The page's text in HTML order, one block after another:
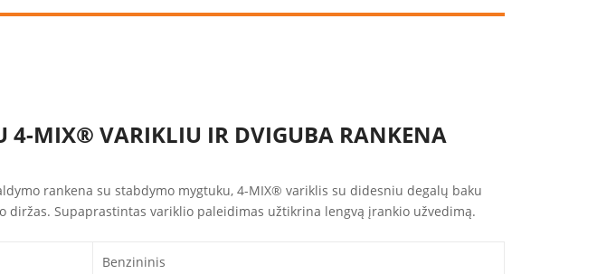
4-MIX® VARIKLIU IR DVIGUBA RANKENA
rankena su stabdymo mygtuku, 4-MIX® variklis su didesniu degalų baku
Supaprastintas variklio paleidimas užtikrina lengvą įrankio užvedimą.
Benzininis